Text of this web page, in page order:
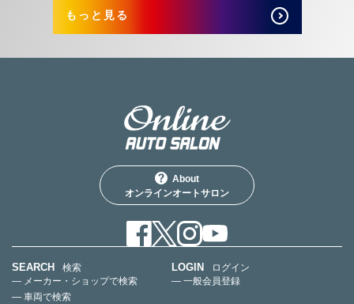
もっと見る
About
オンラインオートサロン
SEARCH
検索
— メーカー・ショップで検索
— 車両で検索
LOGIN
ログイン
— 一般会員登録